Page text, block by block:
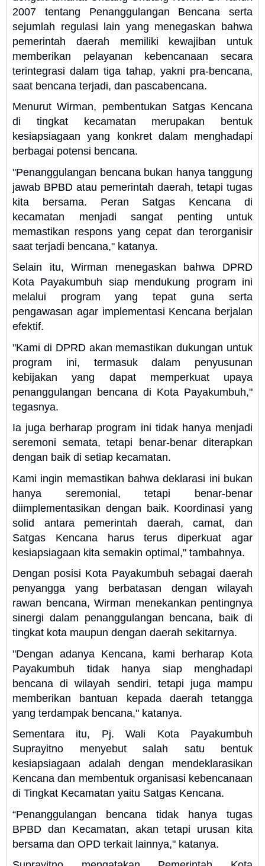
2007 tentang Penanggulangan Bencana serta
sejumlah regulasi lain yang menegaskan bahwa
pemerintah daerah memiliki kewajiban untuk
memberikan pelayanan kebencanaan secara
terintegrasi dalam tiga tahap, yakni pra-bencana,
saat bencana terjadi, dan pascabencana.
Menurut Wirman, pembentukan Satgas Kencana
di tingkat kecamatan merupakan bentuk
kesiapsiagaan yang konkret dalam menghadapi
berbagai potensi bencana.
"Penanggulangan bencana bukan hanya tanggung
jawab BPBD atau pemerintah daerah, tetapi tugas
kita bersama. Peran Satgas Kencana di
kecamatan menjadi sangat penting untuk
memastikan respons yang cepat dan terorganisir
saat terjadi bencana," katanya.
Selain itu, Wirman menegaskan bahwa DPRD
Kota Payakumbuh siap mendukung program ini
melalui program yang tepat guna serta
pengawasan agar implementasi Kencana berjalan
efektif.
"Kami di DPRD akan memastikan dukungan untuk
program ini, termasuk dalam penyusunan
kebijakan yang dapat memperkuat upaya
penanggulangan bencana di Kota Payakumbuh,"
tegasnya.
Ia juga berharap program ini tidak hanya menjadi
seremoni semata, tetapi benar-benar diterapkan
dengan baik di setiap kecamatan.
Kami ingin memastikan bahwa deklarasi ini bukan
hanya seremonial, tetapi benar-benar
diimplementasikan dengan baik. Koordinasi yang
solid antara pemerintah daerah, camat, dan
Satgas Kencana harus terus diperkuat agar
kesiapsiagaan kita semakin optimal," tambahnya.
Dengan posisi Kota Payakumbuh sebagai daerah
penyangga yang berbatasan dengan wilayah
rawan bencana, Wirman menekankan pentingnya
sinergi dalam penanggulangan bencana, baik di
tingkat kota maupun dengan daerah sekitarnya.
"Dengan adanya Kencana, kami berharap Kota
Payakumbuh tidak hanya siap menghadapi
bencana di wilayah sendiri, tetapi juga mampu
memberikan bantuan kepada daerah tetangga
yang terdampak bencana," katanya.
Sementara itu, Pj. Wali Kota Payakumbuh
Suprayitno menyebut salah satu bentuk
kesiapsiagaan adalah dengan mendeklarasikan
Kencana dan membentuk organisasi kebencanaan
di Tingkat Kecamatan yaitu Satgas Kencana.
“Penanggulangan bencana tidak hanya tugas
BPBD dan Kecamatan, akan tetapi urusan kita
bersama dan OPD terkait lainnya," katanya.